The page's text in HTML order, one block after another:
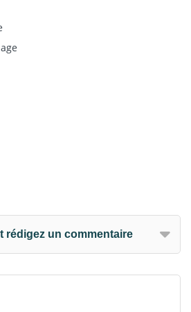
rédigez un commentaire